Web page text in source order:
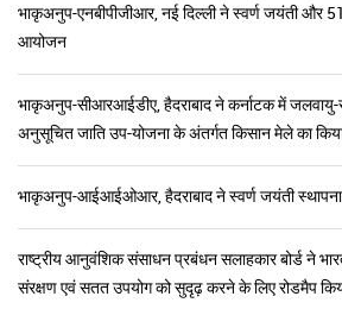
भाकृअनुप-सीआईएफआरआई, बैरकपुर ने मेघालय में सतत
महिला-नेतृत्व वाली ब्लू इकोनॉमी को बनाया सशक्त
भाकृअनुप-एनबीपीजीआर, नई दिल्ली ने स्वर्ण जयंती और
आयोजन
भाकृअनुप-सीआरआईडीए, हैदराबाद ने कर्नाटक में जलवायु-
अनुसूचित जाति उप-योजना के अंतर्गत किसान मेले का